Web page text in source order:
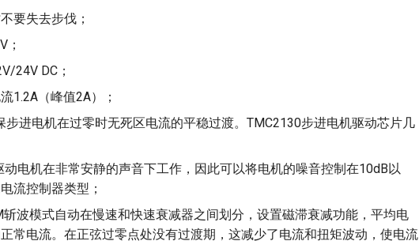
要失去步伐；
；
24V DC；
1.2A（峰值2A）；
步进电机在过零时无死区电流的平稳过渡。TMC2130步进电机驱动芯片几
动电机在非常安静的声音下工作，因此可以将电机的噪音控制在10dB以
流控制器类型；
斩波模式自动在慢速和快速衰减器之间划分，设置磁滞衰减功能，平均电
常电流。在正弦过零点处没有过渡期，这减少了电流和扭矩波动，使电流